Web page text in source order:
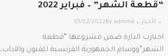
“قطعة الشهر” – فبراير 2022
الأخبار By admina
01/02/2022
اختارت الدارة ضمن مشروعها “قطعة
الشهر”ووسام الجمهورية الفرنسية للفنون والآداب،